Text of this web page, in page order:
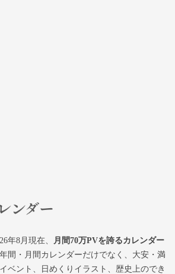
年8月現在、
月間70万PVを誇るカレンダー
間・月間カレンダーだけでなく、大安・満
ベント、日めくりイラスト、歴史上のでき